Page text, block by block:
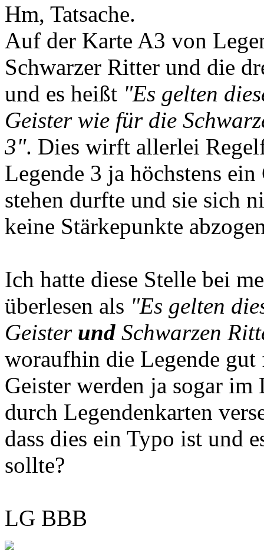
Hm, Tatsache.
Auf der Karte A3 von
Schwarzer Ritter und die
und es heißt "Es gelten
Geister wie für die
3". Dies wirft allerlei
Legende 3 ja höchstens
stehen durfte und sie sich
keine Stärkepunkte
Ich hatte diese Stelle bei
überlesen als "Es gelten
Geister und Schwarzen
woraufhin die Legende
Geister werden ja sogar im
durch Legendenkarten
dass dies ein Typo ist und
sollte?
LG BBB